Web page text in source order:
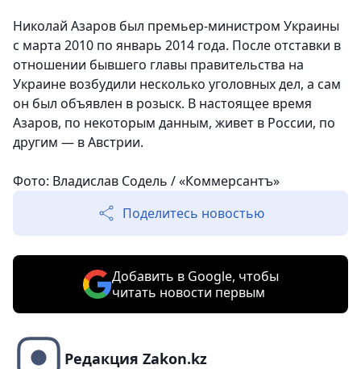
Николай Азаров был премьер-министром Украины
с марта 2010 по январь 2014 года. После отставки в
отношении бывшего главы правительства на
Украине возбудили несколько уголовных дел, а сам
он был объявлен в розыск. В настоящее время
Азаров, по некоторым данным, живет в России, по
другим — в Австрии.
Фото: Владислав Содель / «Коммерсантъ»
Поделитесь новостью
Добавить в Google, чтобы
читать новости первым
Редакция Zakon.kz